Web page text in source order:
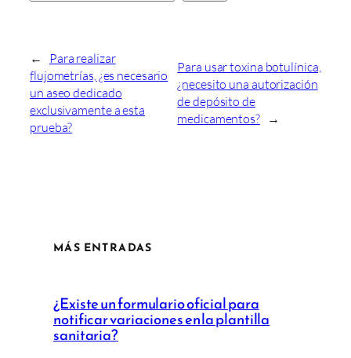
←
Para realizar
flujometrías, ¿es necesario
un aseo dedicado
exclusivamente a esta
prueba?
Para usar toxina botulínica,
¿necesito una autorización
de depósito de
medicamentos?
→
MÁS ENTRADAS
¿Existe un formulario oficial para
notificar variaciones en la plantilla
sanitaria?